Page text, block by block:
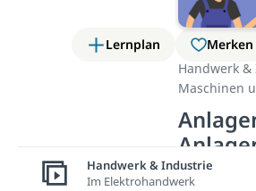
Lernplan Merken
Handwerk
Maschinen
(Video)
Handwerk & Industrie
Im Elektrohandwerk